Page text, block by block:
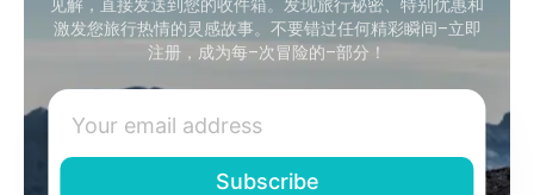
激发您旅行热情的灵感故事。不要错过任何精彩瞬间–立即
注册，成为每–次冒险的–部分！